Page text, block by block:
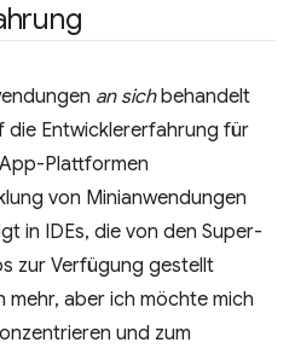
an sichbehandelt
die Entwicklererfahrung für
Plattformen
von Minianwendungen
in IDEs, die von den Super-
zur Verfügung gestellt
aber ich möchte mich
und zum